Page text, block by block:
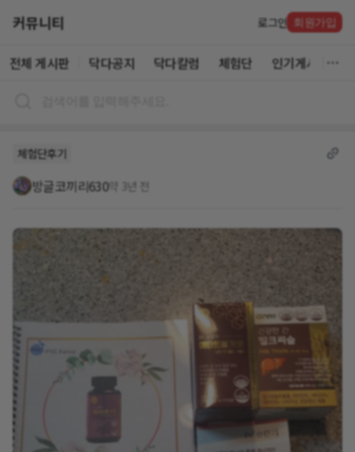
커뮤니티 로그인 회원가입
전체 게시판 닥다공지 닥다칼럼 체험단 인기게시글
체험단후기
방글코끼리630약 3년 전